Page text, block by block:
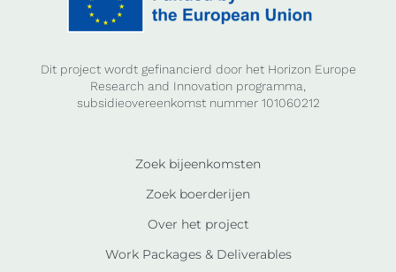
Dit project wordt gefinancierd door het Horizon Europe
Research and Innovation programma,
subsidieovereenkomst nummer 101060212
Zoek bijeenkomsten
Zoek boerderijen
Over het project
Work Packages & Deliverables